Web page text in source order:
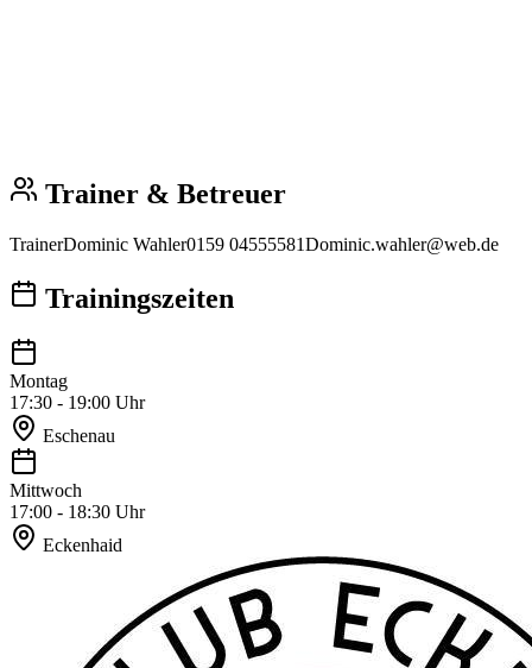
Trainer & Betreuer
TrainerDominic Wahler0159 04555581Dominic.wahler@web.de
Trainingszeiten
Montag
17:30 - 19:00 Uhr
Eschenau
Mittwoch
17:00 - 18:30 Uhr
Eckenhaid